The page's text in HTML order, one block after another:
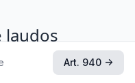
laudos
Art. 940 →